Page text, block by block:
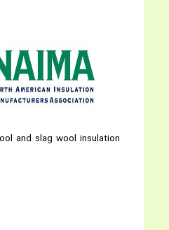
and slag wool insulation